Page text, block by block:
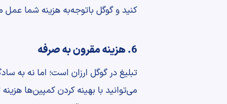
کنید و گوگل باتوجه‌به هزینه شما عمل
6. هزینه مقرون به صرفه
می‌توانید با بهینه کردن کمپین‌ها